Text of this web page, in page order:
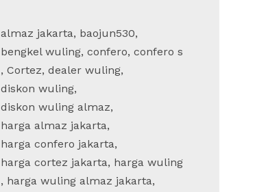
almaz jakarta, baojun530,
bengkel wuling, confero, confero s
, Cortez, dealer wuling,
diskon wuling,
diskon wuling almaz,
harga almaz jakarta,
harga confero jakarta,
harga cortez jakarta, harga wuling
, harga wuling almaz jakarta,